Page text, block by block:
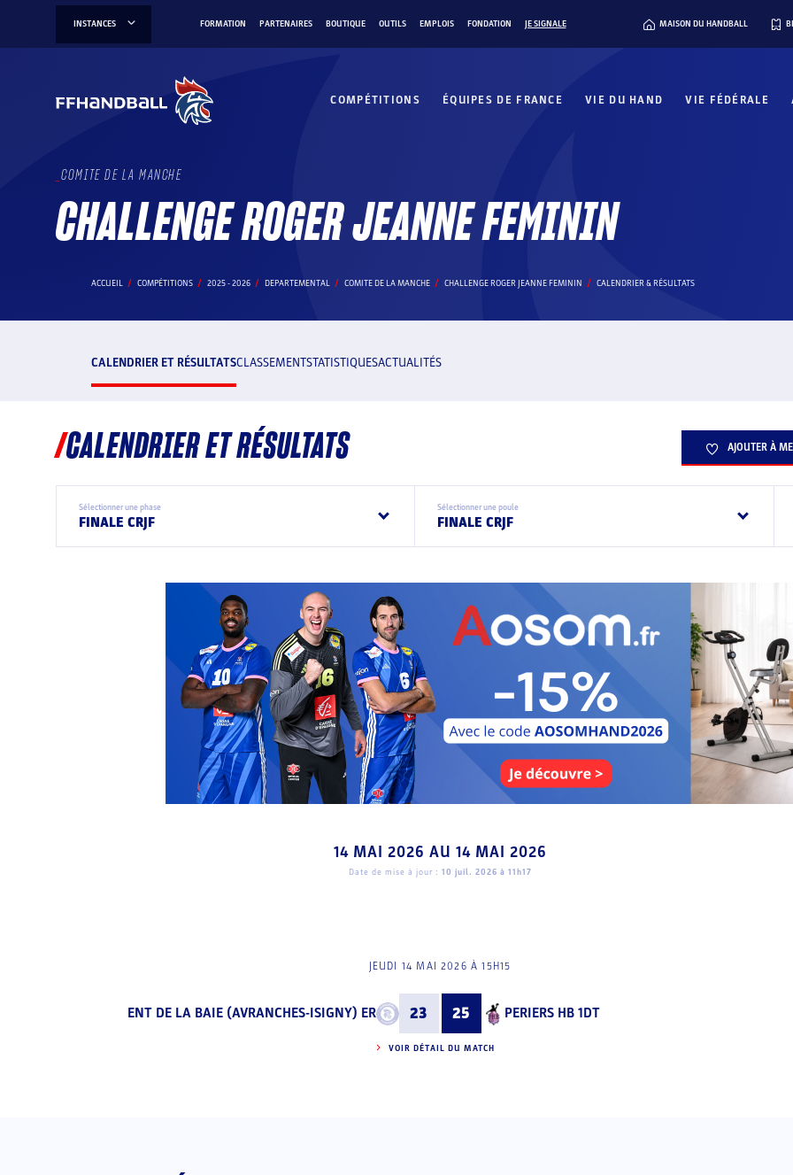
INSTANCES FORMATION PARTENAIRES BOUTIQUE OUTILS EMPLOIS FONDATION JE SIGNALE MAISON DU HANDBALL
COMPÉTITIONS ÉQUIPES DE FRANCE VIE DU HAND VIE FÉDÉRALE
COMITE DE LA MANCHE
CHALLENGE ROGER JEANNE FEMININ
ACCUEIL COMPÉTITIONS 2025 - 2026 DEPARTEMENTAL COMITE DE LA MANCHE CHALLENGE ROGER JEANNE FEMININ CALENDRIER & RÉSULTATS
CALENDRIER ET RÉSULTATSCLASSEMENTSTATISTIQUESACTUALITÉS
CALENDRIER ET RÉSULTATS AJOUTER À
Sélectionner une phase
FINALE CRJF
Sélectionner une poule
FINALE CRJF
14 MAI 2026 AU 14 MAI 2026
Date de mise à jour : 10 juil. 2026 à 11h17
JEUDI 14 MAI 2026 À 15H15
ENT DE LA BAIE (AVRANCHES-ISIGNY) ER 23 25 PERIERS HB 1DT
VOIR DÉTAIL DU MATCH